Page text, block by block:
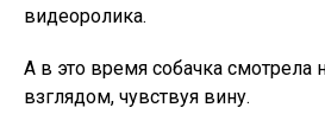
видеоролика.
А в это время собачка
взглядом, чувствуя вину.